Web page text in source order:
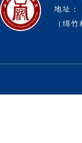
地址：
（绵